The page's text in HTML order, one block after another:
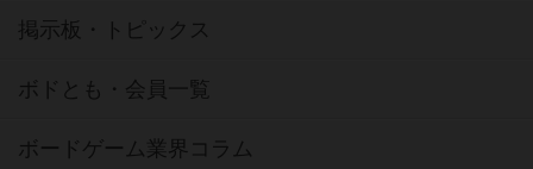
掲示板・トピックス
ボドとも・会員一覧
ボードゲーム業界コラム